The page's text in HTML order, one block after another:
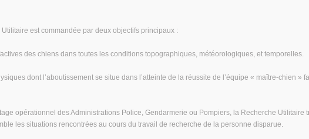
est commandée par deux objectifs principaux :
des chiens dans toutes les conditions topographiques, météorologiques, et temporelles.
dont l’aboutissement se situe dans l’atteinte de la réussite de l’équipe « maître-chien »
opérationnel des Administrations Police, Gendarmerie ou Pompiers, la Recherche Utilitaire
les situations rencontrées au cours du travail de recherche de la personne disparue.